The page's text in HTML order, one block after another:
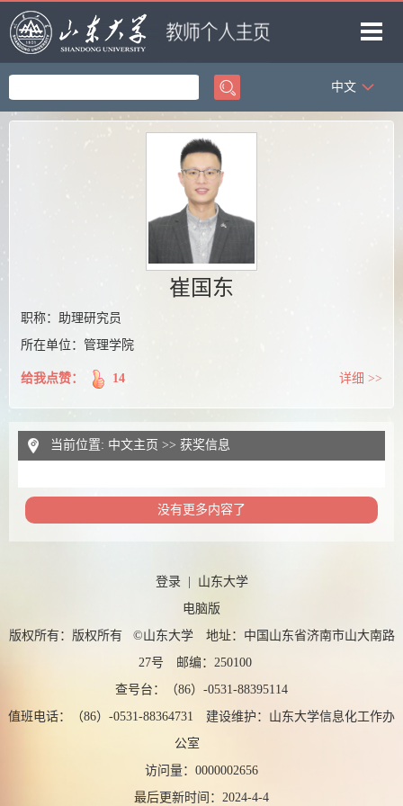
首页
中文
崔国东
职称：助理研究员
所在单位：管理学院
给我点赞： 14 详细 >>
当前位置: 中文主页 >> 获奖信息
没有更多内容了
登录| 山东大学
电脑版
版权所有：版权所有 ©山东大学 地址：中国山东省济南市山大南路
27号 邮编：250100
查号台：（86）-0531-88395114
值班电话：（86）-0531-88364731 建设维护：山东大学信息化工作办
公室
访问量： 0000002656
最后更新时间： 2024-4-4